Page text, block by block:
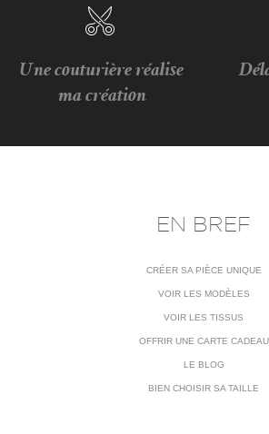
Une couturière réalise
ma création
EN BREF
CRÉER SA PIÈCE UNIQUE
VOIR LES MODÈLES
VOIR LES TISSUS
OFFRIR UNE CARTE CADEAU
LE BLOG
BIEN CHOISIR SA TAILLE